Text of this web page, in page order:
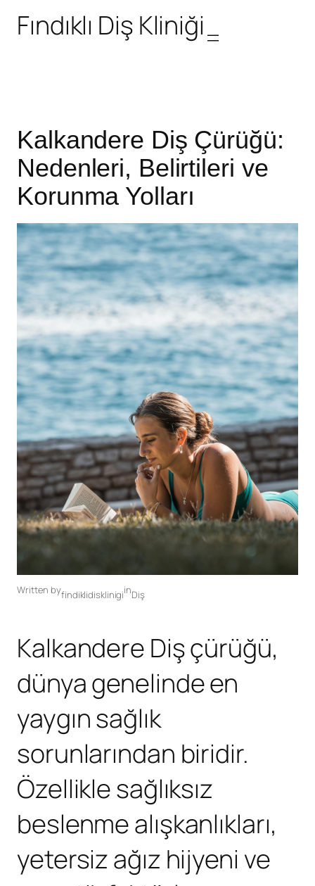
Fındıklı Diş Kliniği
Kalkandere Diş Çürüğü:
Nedenleri, Belirtileri ve
Korunma Yolları
Written byfindiklidisklinigiinDiş
Kalkandere Diş çürüğü,
dünya genelinde en
yaygın sağlık
sorunlarından biridir.
Özellikle sağlıksız
beslenme alışkanlıkları,
yetersiz ağız hijyeni ve